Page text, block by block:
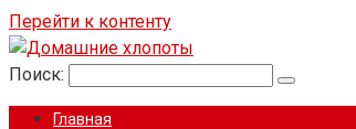
Перейти к контенту
Поиск:
Главная